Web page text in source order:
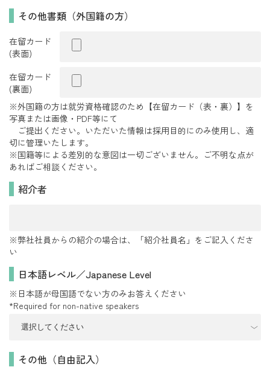
その他書類（外国籍の方）
在留カード
(表面)
在留カード
(裏面)
※外国籍の方は就労資格確認のため【在留カード（表・裏）】を
写真または画像・PDF等にて
ご提出ください。いただいた情報は採用目的にのみ使用し、適
切に管理いたします。
※国籍等による差別的な意図は一切ございません。ご不明な点が
あればご相談ください。
紹介者
※弊社社員からの紹介の場合は、「紹介社員名」をご記入くださ
い
日本語レベル／Japanese Level
※日本語が母国語でない方のみお答えください
*Required for non-native speakers
その他（自由記入）